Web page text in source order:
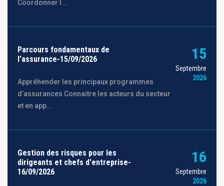
Coordonner l...
Parcours fondamentaux de
l’assurance-15/09/2026
Appréhender les principaux programmes
d’assurances Connaitre les acteurs du secteur
et en app...
15
Septembre
2026
Gestion des risques pour les
dirigeants et chefs d'entreprise-
16/09/2026
16
Septembre
2026